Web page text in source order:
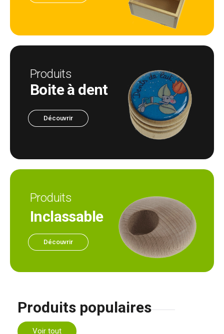
Produits
Boite à dent
Découvrir
Produits
Inclassable
Découvrir
Produits populaires
Voir tout